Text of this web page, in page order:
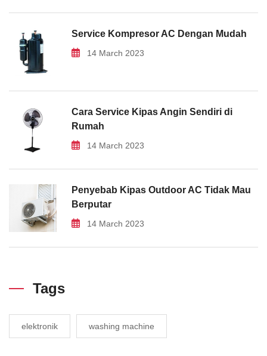
Service Kompresor AC Dengan Mudah
14 March 2023
Cara Service Kipas Angin Sendiri di
Rumah
14 March 2023
Penyebab Kipas Outdoor AC Tidak Mau
Berputar
14 March 2023
Tags
elektronik washing machine